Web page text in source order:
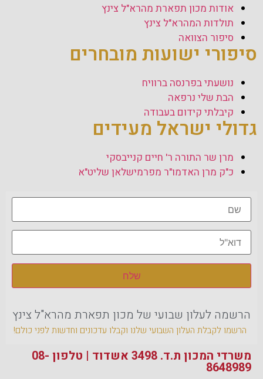
אודות מכון תפארת מהרא"ל צינץ
תולדות המהרא"ל צינץ
סיפור הצוואה
סיפורי ישועות מובחרים
נושעתי בפרנסה ברוויח
הבת שלי נרפאה
קיבלתי קידום בעבודה
גדולי ישראל מעידים
מרן שר התורה ר' חיים קנייבסקי
כ"ק מרן האדמו"ר מפרמישלאן שליט"א
הרשמה לעלון שבועי של מכון תפארת מהרא"ל צינץ
הרשמו לקבלת העלון השבועי שלנו וקבלו עדכונים וחדשות לפני כולם!
משרדי המכון ת.ד. 3498 אשדוד | טלפון 08-
8648989‏